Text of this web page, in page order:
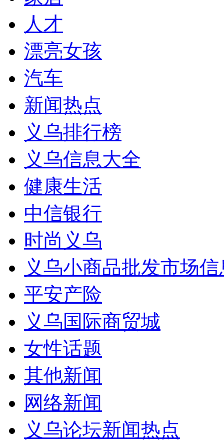
人才
漂亮女孩
汽车
新闻热点
义乌排行榜
义乌信息大全
健康生活
中信银行
时尚义乌
义乌小商品批发市场
平安产险
义乌国际商贸城
女性话题
其他新闻
网络新闻
义乌论坛新闻热点